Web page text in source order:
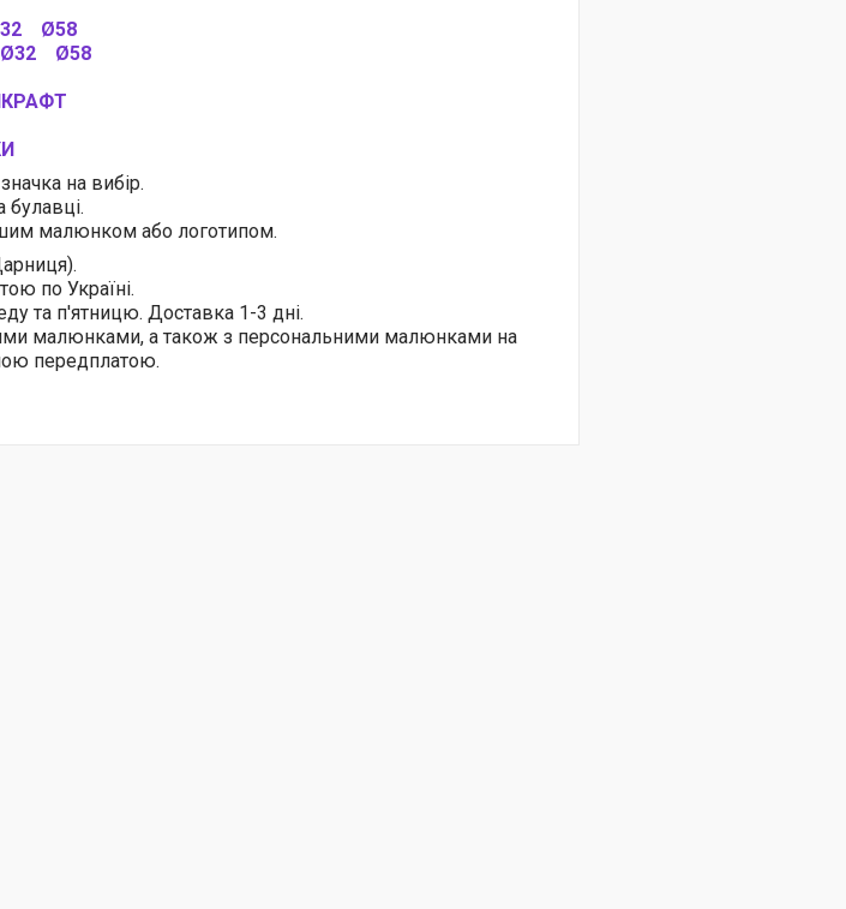
Ø58
Ø32
Ø58
на вибір.
булавці.
малюнком або логотипом.
по Україні.
та п'ятницю. Доставка 1-3 дні.
малюнками, а також з персональними малюнками на
передплатою.